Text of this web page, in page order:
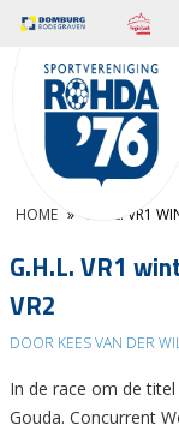
HOME » G.H.L. VR1
G.H.L. VR1
VR2
DOOR KEES VAN DER
In de race om de
Gouda. Concurrent